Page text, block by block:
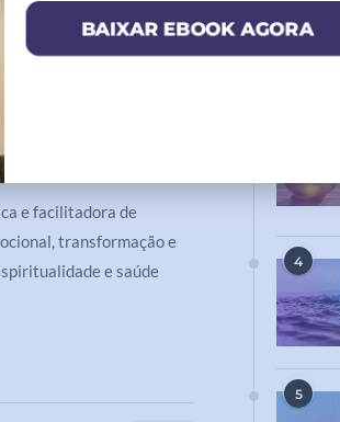
e facilitadora de
transformação e
e saúde
4
5
BAIXAR EBOOK AGORA